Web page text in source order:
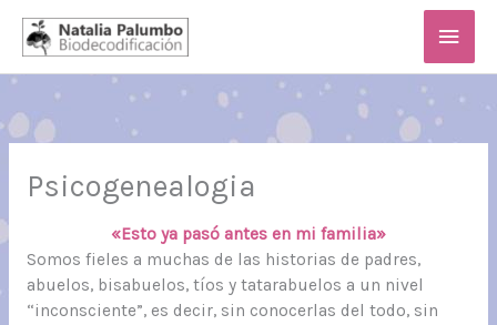
contenido
Psicogenealogia
«Esto ya pasó antes en mi familia»
Somos fieles a muchas de las historias de padres,
abuelos, bisabuelos, tíos y tatarabuelos a un nivel
“inconsciente”, es decir, sin conocerlas del todo, sin